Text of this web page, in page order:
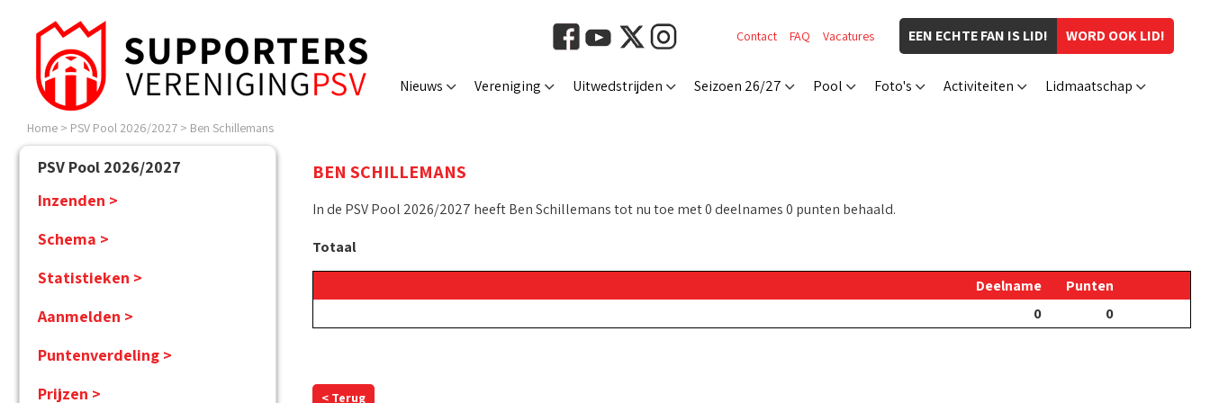
WORD OOK LID!
EEN ECHTE FAN IS LID!
Contact FAQ Vacatures
Nieuws Vereniging Uitwedstrijden Seizoen 26/27 Pool Foto's Activiteiten Lidmaatschap
Home > PSV Pool 2026/2027 > Ben Schillemans
PSV Pool 2026/2027
Inzenden >
Schema >
Statistieken >
Aanmelden >
Puntenverdeling >
Prijzen >
BEN SCHILLEMANS
In de PSV Pool 2026/2027 heeft Ben Schillemans tot nu toe met 0 deelnames 0 punten behaald.
Totaal
Deelname
Punten
0
0
< Terug